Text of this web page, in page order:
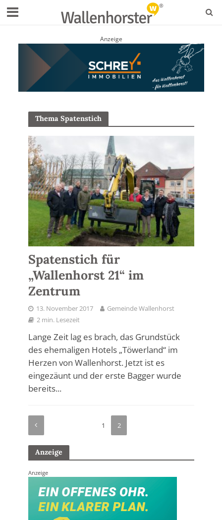
Anzeige
Thema Spatenstich
Spatenstich für
„Wallenhorst 21“ im
Zentrum
13. November 2017
Gemeinde Wallenhorst
2 min. Lesezeit
Lange Zeit lag es brach, das Grundstück
des ehemaligen Hotels „Töwerland“ im
Herzen von Wallenhorst. Jetzt ist es
eingezäunt und der erste Bagger wurde
bereits...
1 2
Anzeige
Anzeige